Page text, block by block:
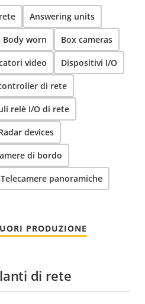
Answering units
Body worn Box cameras
video Dispositivi I/O
di rete
relè I/O di rete
devices
di bordo
Telecamere panoramiche
PRODUZIONE
di rete